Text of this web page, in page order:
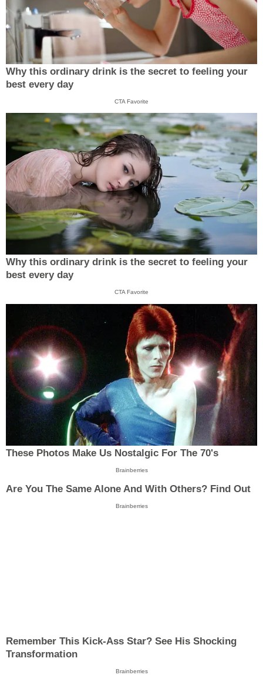
Why this ordinary drink is the secret to feeling your
best every day
CTA Favorite
Why this ordinary drink is the secret to feeling your
best every day
CTA Favorite
These Photos Make Us Nostalgic For The 70's
Brainberries
Are You The Same Alone And With Others? Find Out
Brainberries
Remember This Kick-Ass Star? See His Shocking
Transformation
Brainberries